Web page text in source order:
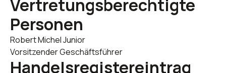
Vertretungsberechtigte
Personen
Robert Michel Junior
Vorsitzender Geschäftsführer
Handelsregistereintrag